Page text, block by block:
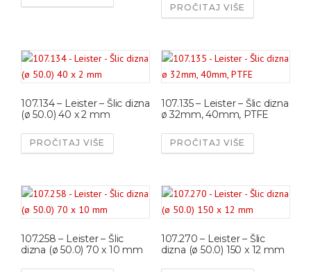
PROČITAJ VIŠE
107.134 – Leister – Šlic dizna
(ø 50.0) 40 x 2 mm
PROČITAJ VIŠE
107.135 – Leister – Šlic dizna
ø 32mm, 40mm, PTFE
PROČITAJ VIŠE
107.258 – Leister – Šlic
dizna (ø 50.0) 70 x 10 mm
107.270 – Leister – Šlic
dizna (ø 50.0) 150 x 12 mm